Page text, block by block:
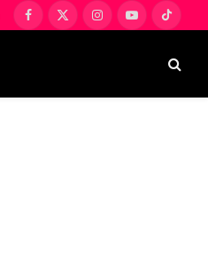
Facebook
X
InstagramYouTubeTikTok